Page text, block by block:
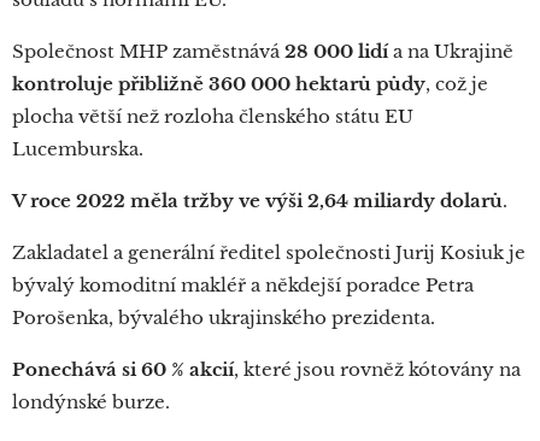
Společnost MHP zaměstnává28 000 lidía na Ukrajině
kontroluje přibližně 360 000 hektarů půdy, což je
plocha větší než rozloha členského státu EU
Lucemburska.
V roce 2022 měla tržby ve výši 2,64 miliardy dolarů.
Zakladatel a generální ředitel společnosti Jurij Kosiuk je
bývalý komoditní makléř a někdejší poradce Petra
Porošenka, bývalého ukrajinského prezidenta.
Ponechává si 60 % akcií, které jsou rovněž kótovány na
londýnské burze.